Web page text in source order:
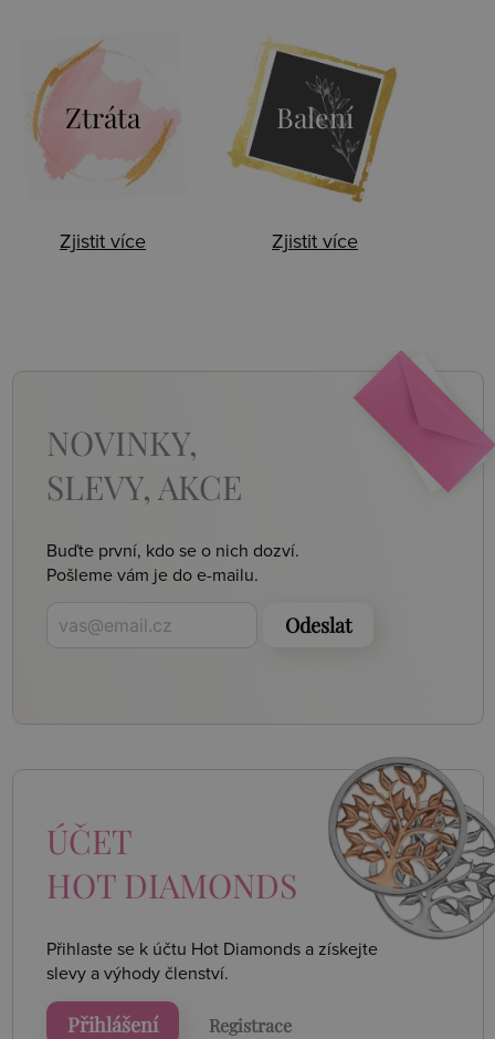
Ztráta
Zjistit více
Balení
Zjistit více
NOVINKY,
SLEVY, AKCE
Buďte první, kdo se o nich dozví.
Pošleme vám je do e-mailu.
Odeslat
ÚČET
HOT DIAMONDS
Přihlaste se k účtu Hot Diamonds a získejte
slevy a výhody členství.
Přihlášení Registrace